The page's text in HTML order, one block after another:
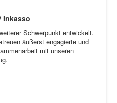
Inkasso
Schwerpunkt entwickelt.
äußerst engagierte und
mit unseren